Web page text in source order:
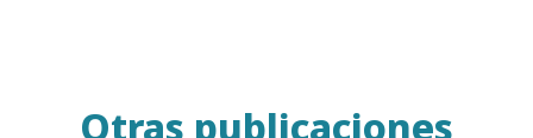
Otras publicaciones